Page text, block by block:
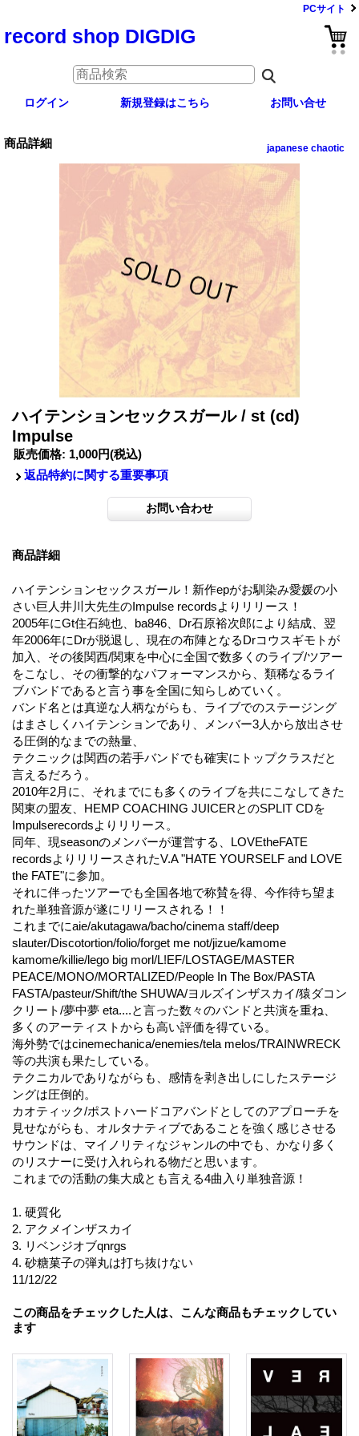
PCサイト
record shop DIGDIG
ログイン 新規登録はこちら お問い合せ
商品詳細 japanese chaotic
ハイテンションセックスガール / st (cd)
Impulse
販売価格: 1,000円(税込)
返品特約に関する重要事項
商品詳細
ハイテンションセックスガール！新作epがお馴染み愛媛の小
さい巨人井川大先生のImpulse recordsよりリリース！
2005年にGt住石純也、ba846、Dr石原裕次郎により結成、翌
年2006年にDrが脱退し、現在の布陣となるDrコウスギモトが
加入、その後関西/関東を中心に全国で数多くのライブ/ツアー
をこなし、その衝撃的なパフォーマンスから、類稀なるライ
ブバンドであると言う事を全国に知らしめていく。
バンド名とは真逆な人柄ながらも、ライブでのステージング
はまさしくハイテンションであり、メンバー3人から放出させ
る圧倒的なまでの熱量、
テクニックは関西の若手バンドでも確実にトップクラスだと
言えるだろう。
2010年2月に、それまでにも多くのライブを共にこなしてきた
関東の盟友、HEMP COACHING JUICERとのSPLIT CDを
Impulserecordsよりリリース。
同年、現seasonのメンバーが運営する、LOVEtheFATE
recordsよりリリースされたV.A "HATE YOURSELF and LOVE
the FATE"に参加。
それに伴ったツアーでも全国各地で称賛を得、今作待ち望ま
れた単独音源が遂にリリースされる！！
これまでにaie/akutagawa/bacho/cinema staff/deep
slauter/Discotortion/folio/forget me not/jizue/kamome
kamome/killie/lego big morl/L!EF/LOSTAGE/MASTER
PEACE/MONO/MORTALIZED/People In The Box/PASTA
FASTA/pasteur/Shift/the SHUWA/ヨルズインザスカイ/猿ダコン
クリート/夢中夢 eta....と言った数々のバンドと共演を重ね、
多くのアーティストからも高い評価を得ている。
海外勢ではcinemechanica/enemies/tela melos/TRAINWRECK
等の共演も果たしている。
テクニカルでありながらも、感情を剥き出しにしたステージ
ングは圧倒的。
カオティック/ポストハードコアバンドとしてのアプローチを
見せながらも、オルタナティブであることを強く感じさせる
サウンドは、マイノリティなジャンルの中でも、かなり多く
のリスナーに受け入れられる物だと思います。
これまでの活動の集大成とも言える4曲入り単独音源！
1. 硬質化
2. アクメインザスカイ
3. リベンジオブqnrgs
4. 砂糖菓子の弾丸は打ち抜けない
11/12/22
この商品をチェックした人は、こんな商品もチェックしてい
ます